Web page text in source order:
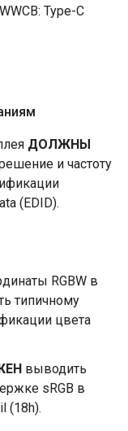
Type-C
ДОЛЖНЫ
и частоту
(EDID).
RGBW в
типичному
цвета
выводить
sRGB в
(18h).